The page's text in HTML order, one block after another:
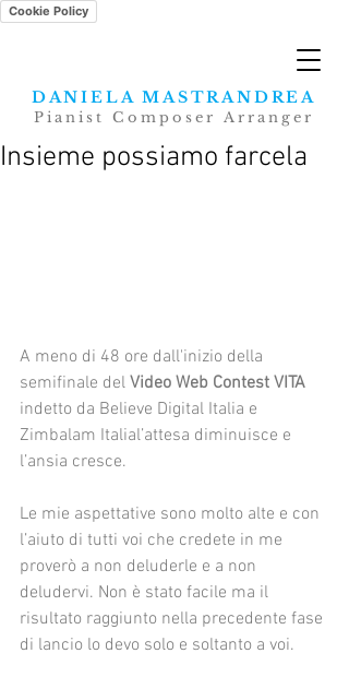
Cookie Policy
DANIELA MASTRANDREA
Pianist Composer Arranger
Insieme possiamo farcela
A meno di 48 ore dall'inizio della
semifinale del Video Web Contest VITA
indetto da Believe Digital Italia e
Zimbalam Italial’attesa diminuisce e
l’ansia cresce.
Le mie aspettative sono molto alte e con
l’aiuto di tutti voi che credete in me
proverò a non deluderle e a non
deludervi. Non è stato facile ma il
risultato raggiunto nella precedente fase
di lancio lo devo solo e soltanto a voi.